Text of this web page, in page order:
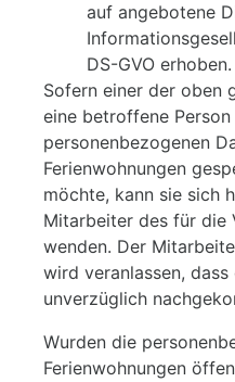
auf angebotene
DS-GVO erhoben.
Sofern einer der oben
eine betroffene
personenbezogenen
Ferienwohnungen
möchte, kann sie sich
Mitarbeiter des für die
wenden. Der
wird veranlassen,
unverzüglich
Wurden die
Ferienwohnungen